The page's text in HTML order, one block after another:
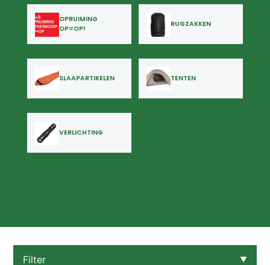
OPRUIMING
OP=OP!
RUGZAKKEN
SLAAPARTIKELEN TENTEN
VERLICHTING
Filter ▼